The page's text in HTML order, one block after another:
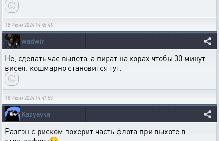
18 Июня 2024 14:45:46
wadwir
Не, сделать час вылета, а пират на корах чтобы 30 минут
висел, кошмарно становится тут,
18 Июня 2024 14:47:53
Kazyavka
Разгон с риском похерит часть флота при выхоте в